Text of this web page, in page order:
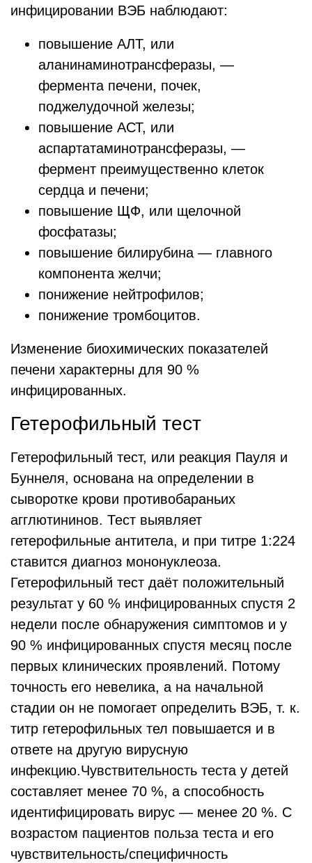
инфицировании ВЭБ наблюдают:
повышение АЛТ, или
аланинаминотрансферазы, —
фермента печени, почек,
поджелудочной железы;
повышение АСТ, или
аспартатаминотрансферазы, —
фермент преимущественно клеток
сердца и печени;
повышение ЩФ, или щелочной
фосфатазы;
повышение билирубина — главного
компонента желчи;
понижение нейтрофилов;
понижение тромбоцитов.
Изменение биохимических показателей
печени характерны для 90 %
инфицированных.
Гетерофильный тест
Гетерофильный тест, или реакция Пауля и
Буннеля, основана на определении в
сыворотке крови противобараньих
агглютининов. Тест выявляет
гетерофильные антитела, и при титре 1:224
ставится диагноз мононуклеоза.
Гетерофильный тест даёт положительный
результат у 60 % инфицированных спустя 2
недели после обнаружения симптомов и у
90 % инфицированных спустя месяц после
первых клинических проявлений. Потому
точность его невелика, а на начальной
стадии он не помогает определить ВЭБ, т. к.
титр гетерофильных тел повышается и в
ответе на другую вирусную
инфекцию.Чувствительность теста у детей
составляет менее 70 %, а способность
идентифицировать вирус — менее 20 %. С
возрастом пациентов польза теста и его
чувствительность/специфичность